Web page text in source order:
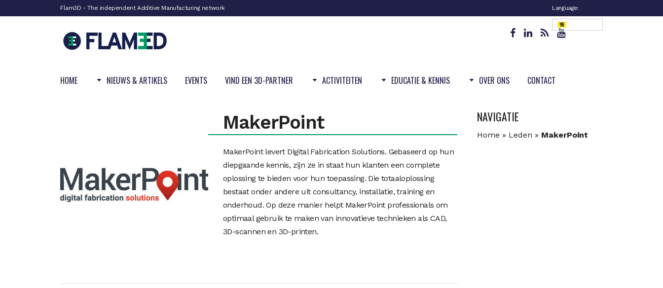
Flam3D - The independent Additive Manufacturing network Language:
HOME NIEUWS & ARTIKELS EVENTS VIND EEN 3D-PARTNER ACTIVITEITEN EDUCATIE & KENNIS OVER ONS CONTACT
MakerPoint
MakerPoint levert Digital Fabrication Solutions. Gebaseerd op hun
diepgaande kennis, zijn ze in staat hun klanten een complete
oplossing te bieden voor hun toepassing. Die totaaloplossing
bestaat onder andere uit consultancy, installatie, training en
onderhoud. Op deze manier helpt MakerPoint professionals om
optimaal gebruik te maken van innovatieve technieken als CAD,
3D-scannen en 3D-printen.
NAVIGATIE
Home » Leden » MakerPoint